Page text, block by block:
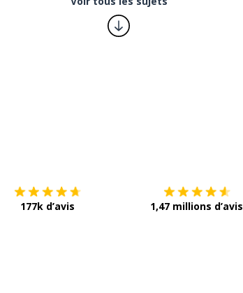
177k d’avis 1,47 millions d’avis